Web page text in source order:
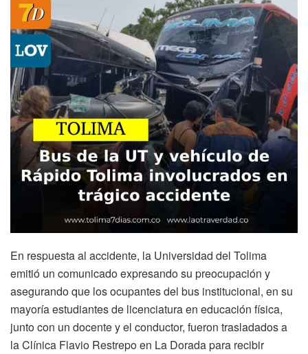
En respuesta al accidente, la Universidad del Tolima
emitió un comunicado expresando su preocupación y
asegurando que los ocupantes del bus institucional, en su
mayoría estudiantes de licenciatura en educación física,
junto con un docente y el conductor, fueron trasladados a
la Clínica Flavio Restrepo en La Dorada para recibir